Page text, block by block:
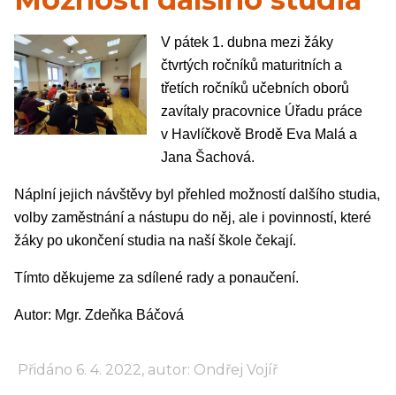
V pátek 1. dubna mezi žáky
čtvrtých ročníků maturitních a
třetích ročníků učebních oborů
zavítaly pracovnice Úřadu práce
v Havlíčkově Brodě Eva Malá a
Jana Šachová.
Náplní jejich návštěvy byl přehled možností dalšího studia,
volby zaměstnání a nástupu do něj, ale i povinností, které
žáky po ukončení studia na naší škole čekají.
Tímto děkujeme za sdílené rady a ponaučení.
Autor: Mgr. Zdeňka Báčová
Přidáno 6. 4. 2022, autor: Ondřej Vojíř